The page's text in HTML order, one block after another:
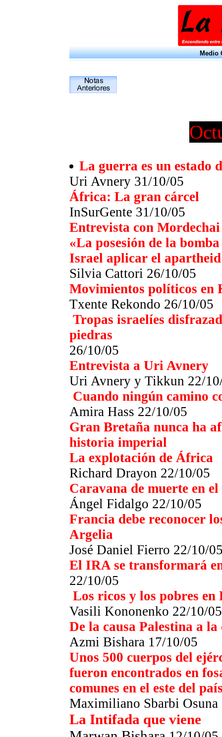
Medio
La guerra es un estado
Uri Avnery 31/10/05
África: La gran cárcel
InSurGente 31/10/05
Entrevista con
«La posesión de la
Israel aplicar el
Silvia Cattori 26/10/05
Movimientos políticos en
Txente Rekondo 26/10/05
Tropas israelíes
piedras
26/10/05
Entrevista a Uri Avnery
Uri Avnery y Tikkun 22/
Cuando ningún camino
Amira Hass 22/10/05
Gran Bretaña nunca ha
historia imperial
La explotación de África
Richard Drayon 22/10/05
Caravana de muerte en
Ángel Fidalgo 22/10/05
Francia debe reconocer
Argelia
José Daniel Fierro 22/10/
El IRA se transformará
22/10/05
Los ricos y los pobres en
Vasili Kononenko 22/10/05
De la causa Palestina a la
Azmi Bishara 17/10/05
Unos 500 cuerpos del
fueron encontrados en
comunes en el este del
Maximiliano Sbarbi Osuna
La Intifada que viene